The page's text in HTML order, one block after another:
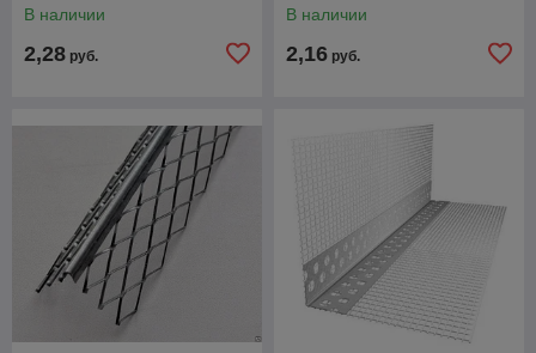
В наличии
2,28 руб.
В наличии
2,16 руб.